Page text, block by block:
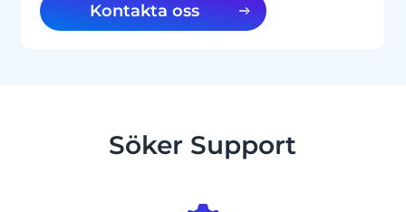
Kontakta oss
Söker Support